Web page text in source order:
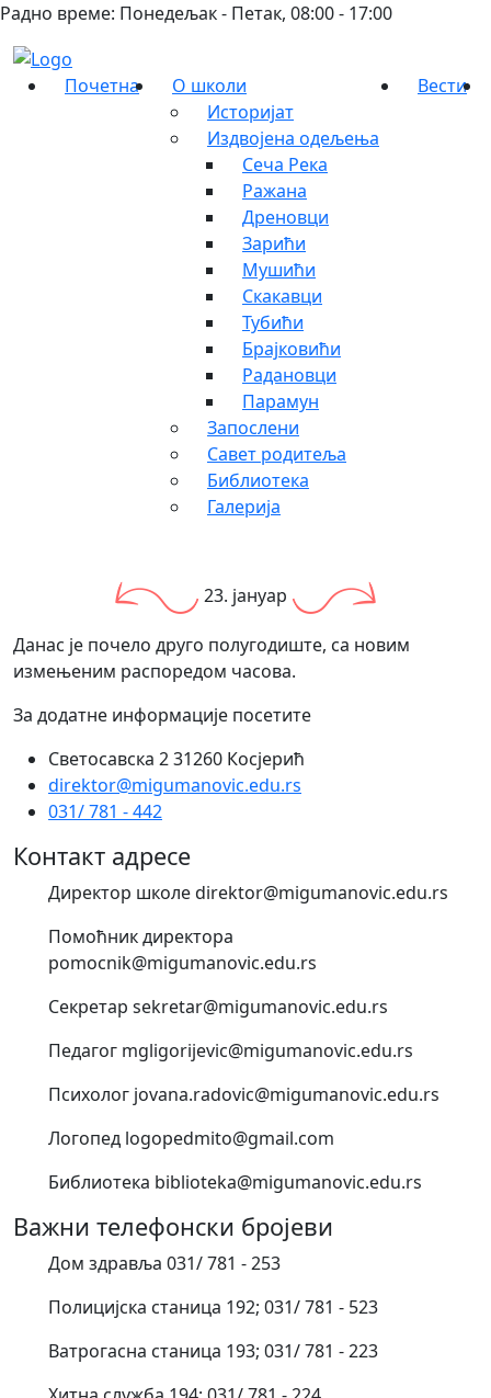
Радно време: Понедељак - Петак, 08:00 - 17:00
Почетна
О школи
Историјат
Издвојена одељења
Сеча Река
Ражана
Дреновци
Зарићи
Мушићи
Скакавци
Тубићи
Брајковићи
Радановци
Парамун
Запослени
Савет родитеља
Библиотека
Галерија
Вести
23. јануар
Данас је почело друго полугодиште, са новим
измењеним распоредом часова.
За додатне информације посетите
Светосавска 2 31260 Косјерић
direktor@migumanovic.edu.rs
031/ 781 - 442
Контакт адресе
Директор школе direktor@migumanovic.edu.rs
Помоћник директора
pomocnik@migumanovic.edu.rs
Секретар sekretar@migumanovic.edu.rs
Педагог mgligorijevic@migumanovic.edu.rs
Психолог jovana.radovic@migumanovic.edu.rs
Логопед logopedmito@gmail.com
Библиотека biblioteka@migumanovic.edu.rs
Важни телефонски бројеви
Дом здравља 031/ 781 - 253
Полицијска станица 192; 031/ 781 - 523
Ватрогасна станица 193; 031/ 781 - 223